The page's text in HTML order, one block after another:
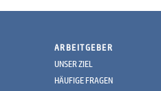
ARBEITGEBER
UNSER ZIEL
HÄUFIGE FRAGEN